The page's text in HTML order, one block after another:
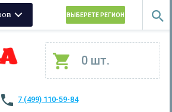
ВЫБЕРЕТЕ РЕГИОН
0 шт.
7 (499) 110-59-84